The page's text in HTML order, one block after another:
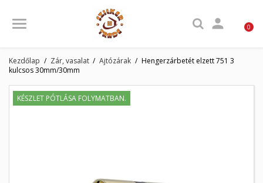
 0
Kezdőlap Zár, vasalat Ajtózárak
Hengerzárbetét elzett 751 3
kulcsos 30mm/30mm
KÉSZLET PÓTLÁSA FOLYMATBAN.